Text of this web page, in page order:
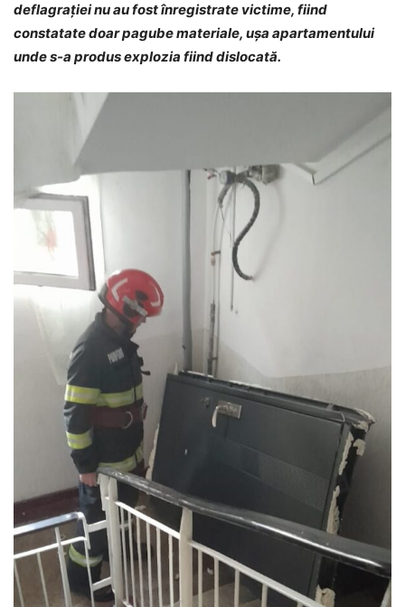
deflagrației nu au fost înregistrate victime, fiind
constatate doar pagube materiale, ușa apartamentului
unde s-a produs explozia fiind dislocată.